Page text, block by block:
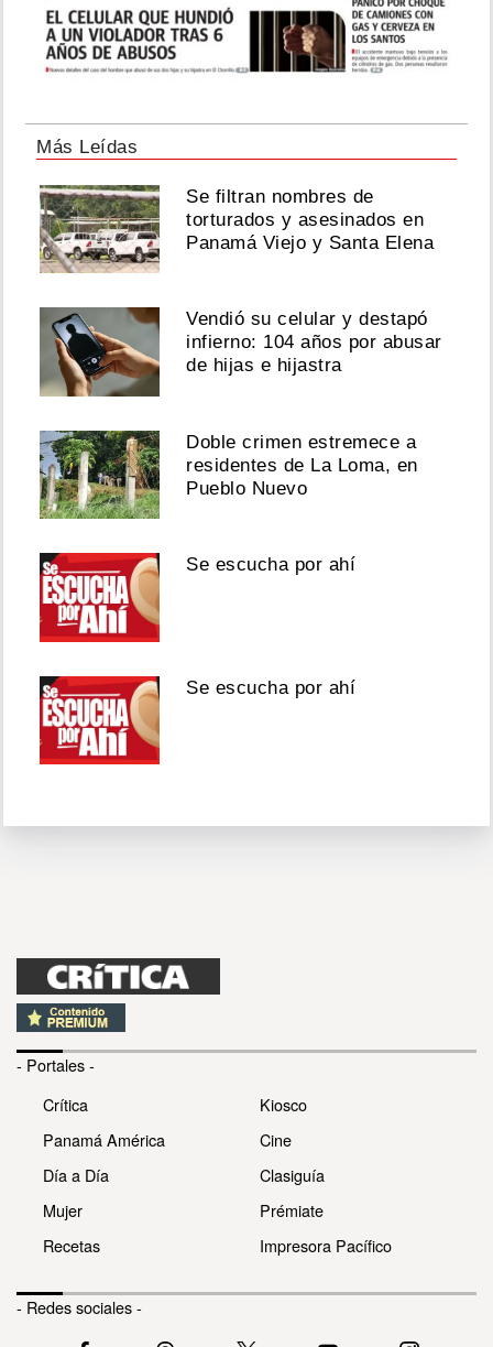
Más Leídas
Se filtran nombres de
torturados y asesinados en
Panamá Viejo y Santa Elena
Vendió su celular y destapó
infierno: 104 años por abusar
de hijas e hijastra
Doble crimen estremece a
residentes de La Loma, en
Pueblo Nuevo
Se escucha por ahí
Se escucha por ahí
- Portales -
Crítica
Panamá América
Día a Día
Mujer
Recetas
Kiosco
Cine
Clasiguía
Prémiate
Impresora Pacífico
- Redes sociales -